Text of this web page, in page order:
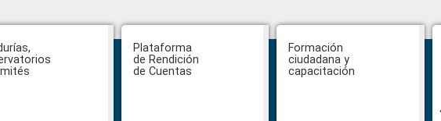
Plataforma
de Rendición
de Cuentas
Formación
ciudadana y
capacitación
Abiertas impugnaciones a los
delegados de la Función Judicial a
la Comisión Ciudadana de
Selección para la designación de